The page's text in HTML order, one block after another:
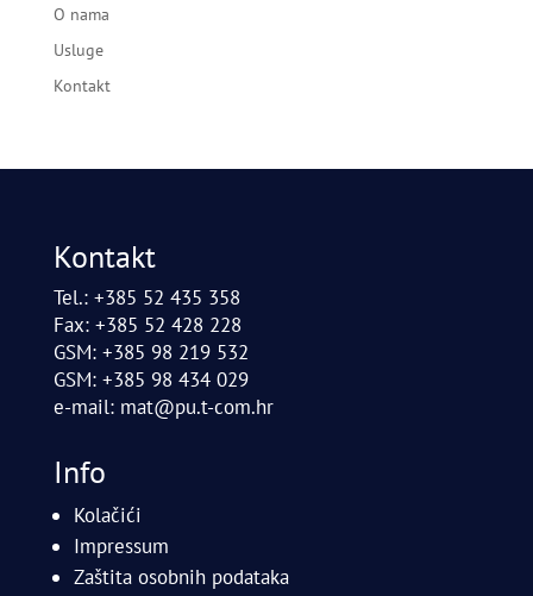
O nama
Usluge
Kontakt
Kontakt
Tel.: +385 52 435 358
Fax: +385 52 428 228
GSM: +385 98 219 532
GSM: +385 98 434 029
e-mail: mat@pu.t-com.hr
Info
Kolačići
Impressum
Zaštita osobnih podataka